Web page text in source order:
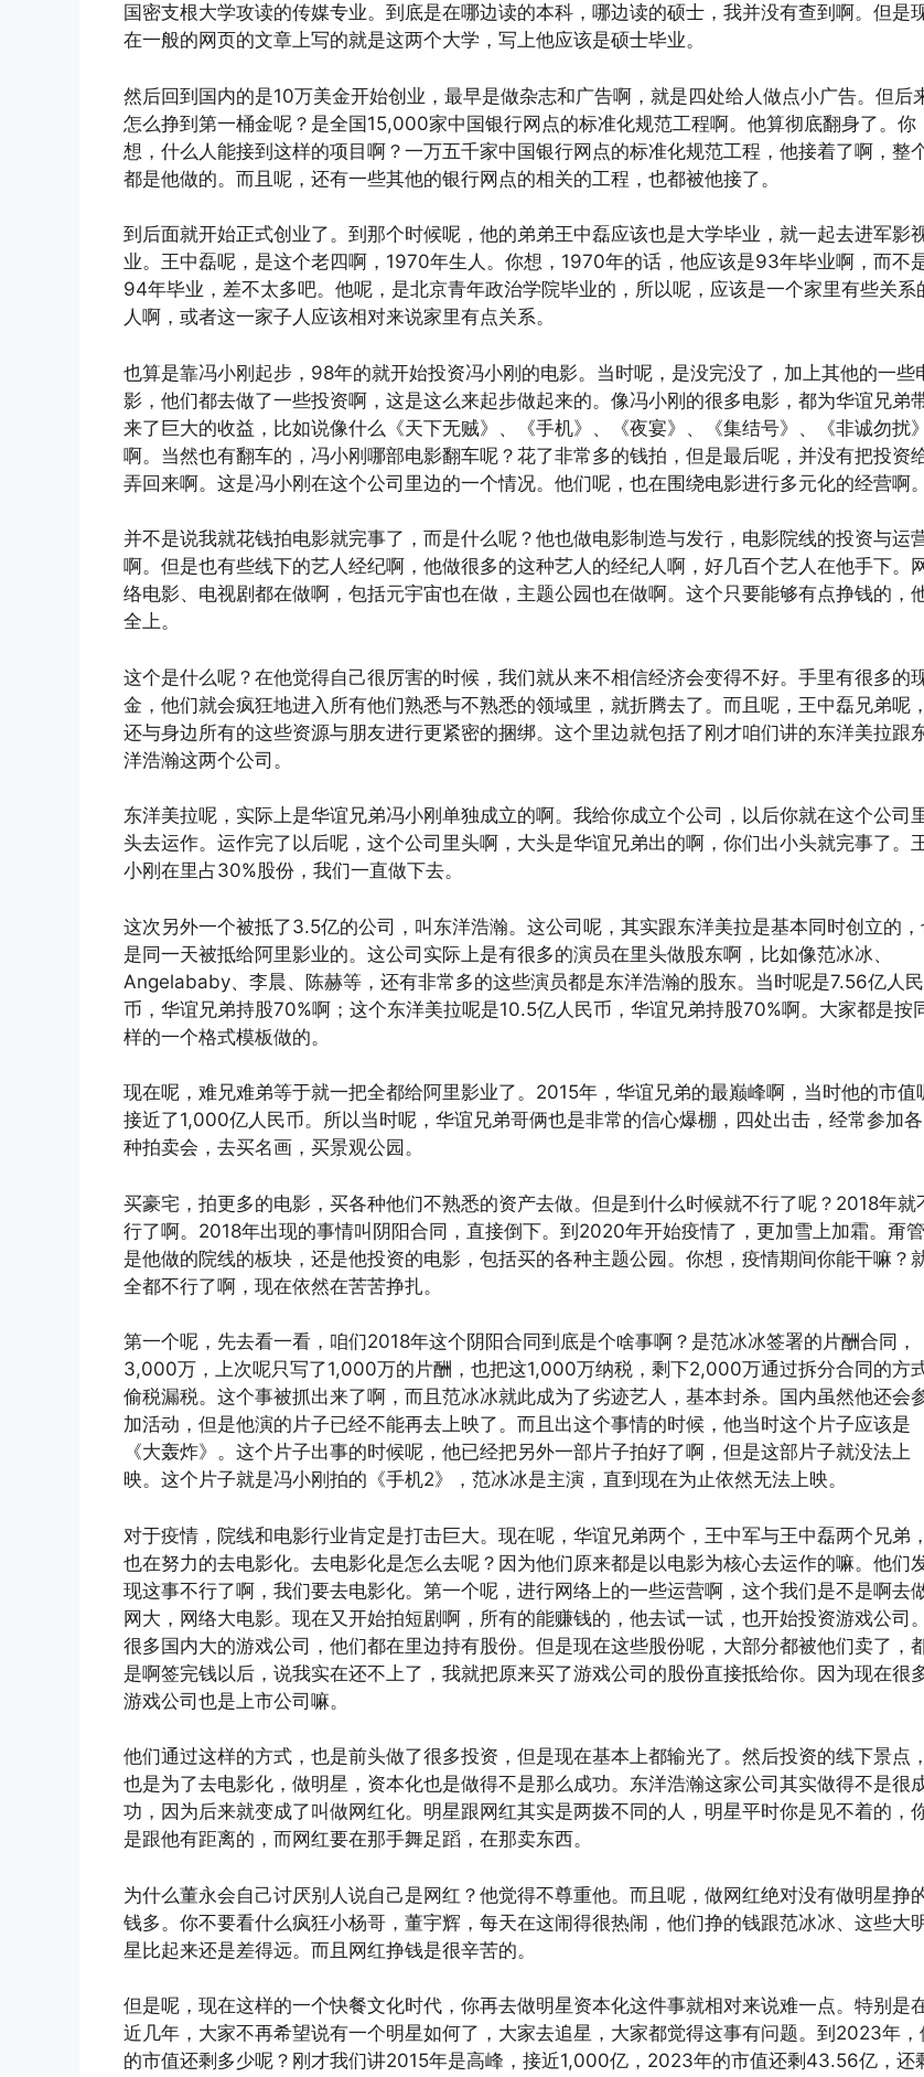
国密支根大学攻读的传媒专业。到底是在哪边读的本科，哪边读的硕士，我并没有查到啊。但是
在一般的网页的文章上写的就是这两个大学，写上他应该是硕士毕业。
然后回到国内的是10万美金开始创业，最早是做杂志和广告啊，就是四处给人做点小广告。但后
怎么挣到第一桶金呢？是全国15,000家中国银行网点的标准化规范工程啊。他算彻底翻身了。你
想，什么人能接到这样的项目啊？一万五千家中国银行网点的标准化规范工程，他接着了啊，整
都是他做的。而且呢，还有一些其他的银行网点的相关的工程，也都被他接了。
到后面就开始正式创业了。到那个时候呢，他的弟弟王中磊应该也是大学毕业，就一起去进军影
业。王中磊呢，是这个老四啊，1970年生人。你想，1970年的话，他应该是93年毕业啊，而不
94年毕业，差不太多吧。他呢，是北京青年政治学院毕业的，所以呢，应该是一个家里有些关系
人啊，或者这一家子人应该相对来说家里有点关系。
也算是靠冯小刚起步，98年的就开始投资冯小刚的电影。当时呢，是没完没了，加上其他的一些
影，他们都去做了一些投资啊，这是这么来起步做起来的。像冯小刚的很多电影，都为华谊兄弟
来了巨大的收益，比如说像什么《天下无贼》、《手机》、《夜宴》、《集结号》、《非诚勿扰》
啊。当然也有翻车的，冯小刚哪部电影翻车呢？花了非常多的钱拍，但是最后呢，并没有把投资
弄回来啊。这是冯小刚在这个公司里边的一个情况。他们呢，也在围绕电影进行多元化的经营啊。
并不是说我就花钱拍电影就完事了，而是什么呢？他也做电影制造与发行，电影院线的投资与运
啊。但是也有些线下的艺人经纪啊，他做很多的这种艺人的经纪人啊，好几百个艺人在他手下。
络电影、电视剧都在做啊，包括元宇宙也在做，主题公园也在做啊。这个只要能够有点挣钱的，
全上。
这个是什么呢？在他觉得自己很厉害的时候，我们就从来不相信经济会变得不好。手里有很多的
金，他们就会疯狂地进入所有他们熟悉与不熟悉的领域里，就折腾去了。而且呢，王中磊兄弟呢，
还与身边所有的这些资源与朋友进行更紧密的捆绑。这个里边就包括了刚才咱们讲的东洋美拉跟
洋浩瀚这两个公司。
东洋美拉呢，实际上是华谊兄弟冯小刚单独成立的啊。我给你成立个公司，以后你就在这个公司
头去运作。运作完了以后呢，这个公司里头啊，大头是华谊兄弟出的啊，你们出小头就完事了。
小刚在里占30%股份，我们一直做下去。
这次另外一个被抵了3.5亿的公司，叫东洋浩瀚。这公司呢，其实跟东洋美拉是基本同时创立的
是同一天被抵给阿里影业的。这公司实际上是有很多的演员在里头做股东啊，比如像范冰冰、
Angelababy、李晨、陈赫等，还有非常多的这些演员都是东洋浩瀚的股东。当时呢是7.56亿人民
币，华谊兄弟持股70%啊；这个东洋美拉呢是10.5亿人民币，华谊兄弟持股70%啊。大家都是按
样的一个格式模板做的。
现在呢，难兄难弟等于就一把全都给阿里影业了。2015年，华谊兄弟的最巅峰啊，当时他的市值
接近了1,000亿人民币。所以当时呢，华谊兄弟哥俩也是非常的信心爆棚，四处出击，经常参加各
种拍卖会，去买名画，买景观公园。
买豪宅，拍更多的电影，买各种他们不熟悉的资产去做。但是到什么时候就不行了呢？2018年就
行了啊。2018年出现的事情叫阴阳合同，直接倒下。到2020年开始疫情了，更加雪上加霜。甭管
是他做的院线的板块，还是他投资的电影，包括买的各种主题公园。你想，疫情期间你能干嘛？
全都不行了啊，现在依然在苦苦挣扎。
第一个呢，先去看一看，咱们2018年这个阴阳合同到底是个啥事啊？是范冰冰签署的片酬合同，
3,000万，上次呢只写了1,000万的片酬，也把这1,000万纳税，剩下2,000万通过拆分合同的方
偷税漏税。这个事被抓出来了啊，而且范冰冰就此成为了劣迹艺人，基本封杀。国内虽然他还会
加活动，但是他演的片子已经不能再去上映了。而且出这个事情的时候，他当时这个片子应该是
《大轰炸》。这个片子出事的时候呢，他已经把另外一部片子拍好了啊，但是这部片子就没法上
映。这个片子就是冯小刚拍的《手机2》，范冰冰是主演，直到现在为止依然无法上映。
对于疫情，院线和电影行业肯定是打击巨大。现在呢，华谊兄弟两个，王中军与王中磊两个兄弟，
也在努力的去电影化。去电影化是怎么去呢？因为他们原来都是以电影为核心去运作的嘛。他们
现这事不行了啊，我们要去电影化。第一个呢，进行网络上的一些运营啊，这个我们是不是啊去
网大，网络大电影。现在又开始拍短剧啊，所有的能赚钱的，他去试一试，也开始投资游戏公司。
很多国内大的游戏公司，他们都在里边持有股份。但是现在这些股份呢，大部分都被他们卖了，
是啊签完钱以后，说我实在还不上了，我就把原来买了游戏公司的股份直接抵给你。因为现在很
游戏公司也是上市公司嘛。
他们通过这样的方式，也是前头做了很多投资，但是现在基本上都输光了。然后投资的线下景点，
也是为了去电影化，做明星，资本化也是做得不是那么成功。东洋浩瀚这家公司其实做得不是很
功，因为后来就变成了叫做网红化。明星跟网红其实是两拨不同的人，明星平时你是见不着的，
是跟他有距离的，而网红要在那手舞足蹈，在那卖东西。
为什么董永会自己讨厌别人说自己是网红？他觉得不尊重他。而且呢，做网红绝对没有做明星挣
钱多。你不要看什么疯狂小杨哥，董宇辉，每天在这闹得很热闹，他们挣的钱跟范冰冰、这些大
星比起来还是差得远。而且网红挣钱是很辛苦的。
但是呢，现在这样的一个快餐文化时代，你再去做明星资本化这件事就相对来说难一点。特别是
近几年，大家不再希望说有一个明星如何了，大家去追星，大家都觉得这事有问题。到2023年，
的市值还剩多少呢？刚才我们讲2015年是高峰，接近1,000亿，2023年的市值还剩43.56亿，还